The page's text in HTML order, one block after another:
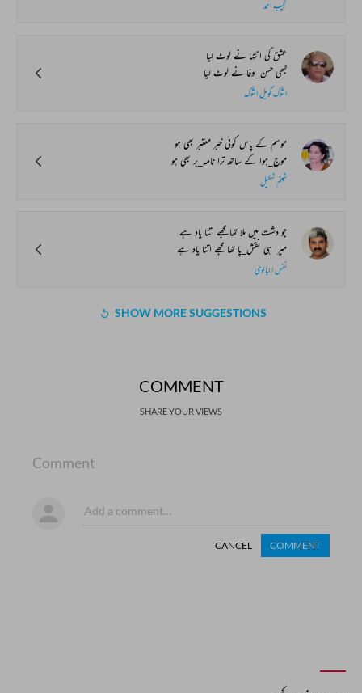
نجیب احمد
عشق کی انتہا نے لوٹ لیا
کبھی حسن_وفا نے لوٹ لیا
اشوک گویل اشوک
موسم کے پاس کوئی خبر معتبر بھی ہو
موج_ہوا کے ساتھ ترا نامہ_بر بھی ہو
شبنم شکیل
جو دشت میں ملا تھا مجھے اتنا یاد ہے
میرا ہی نقش_پا تھا مجھے اتنا یاد ہے
نفس انبالوی
SHOW MORE SUGGESTIONS
COMMENT
SHARE YOUR VIEWS
Comment
CANCEL COMMENT